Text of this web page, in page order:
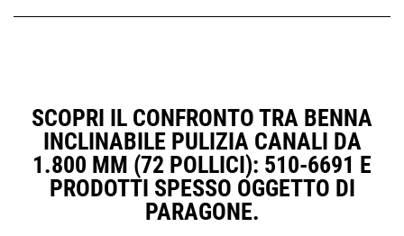
includono un sistema di
cingolati e gommati.
SCOPRI IL CONFRONTO TRA BENNA
INCLINABILE PULIZIA CANALI DA
1.800 MM (72 POLLICI): 510-6691 E
PRODOTTI SPESSO OGGETTO DI
PARAGONE.